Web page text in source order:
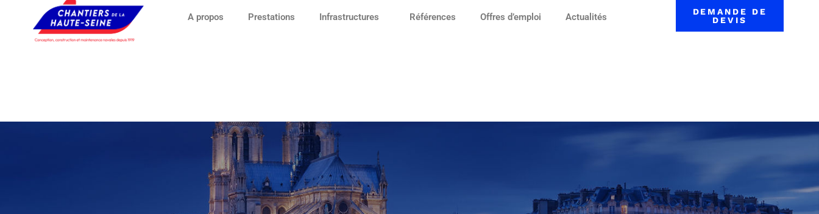
A propos Prestations Infrastructures Références Offres d’emploi Actualités
DEMANDE DE
DEVIS